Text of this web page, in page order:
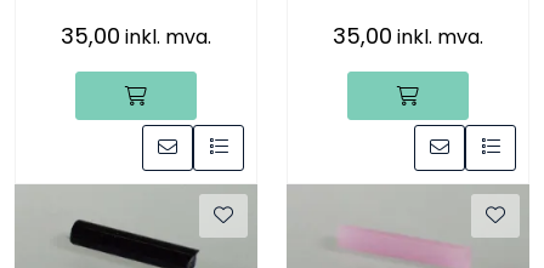
35,00 inkl. mva. 35,00 inkl. mva.